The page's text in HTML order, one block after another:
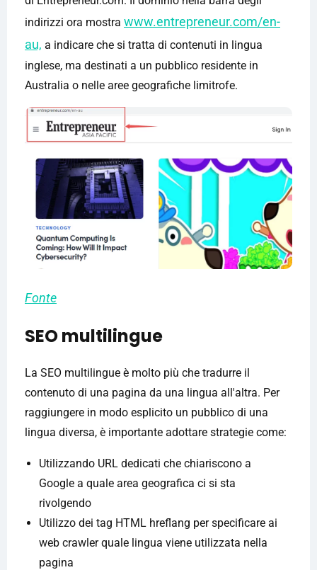
indirizzi ora mostra www.entrepreneur.com/en-
au, a indicare che si tratta di contenuti in lingua
inglese, ma destinati a un pubblico residente in
Australia o nelle aree geografiche limitrofe.
Fonte
SEO multilingue
La SEO multilingue è molto più che tradurre il
contenuto di una pagina da una lingua all'altra. Per
raggiungere in modo esplicito un pubblico di una
lingua diversa, è importante adottare strategie come:
Utilizzando URL dedicati che chiariscono a
Google a quale area geografica ci si sta
rivolgendo
Utilizzo dei tag HTML hreflang per specificare ai
web crawler quale lingua viene utilizzata nella
pagina